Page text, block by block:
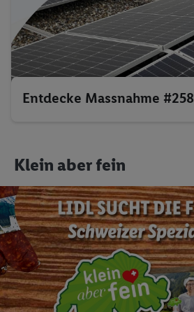
Entdecke Massnahme #258
Klein aber fein